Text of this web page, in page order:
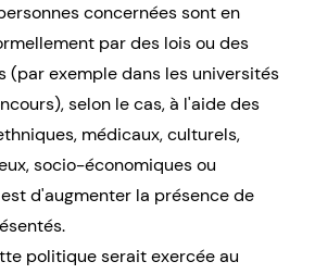
concernées sont en
par des lois ou des
(par exemple dans les universités
selon le cas, à l'aide des
médicaux, culturels,
socio-économiques ou
d'augmenter la présence de
politique serait exercée au